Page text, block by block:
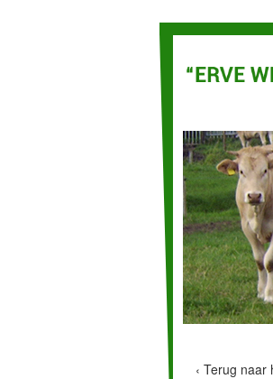
‹ Terug naar